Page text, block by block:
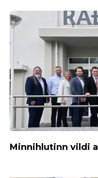
Minnihlutinn vildi